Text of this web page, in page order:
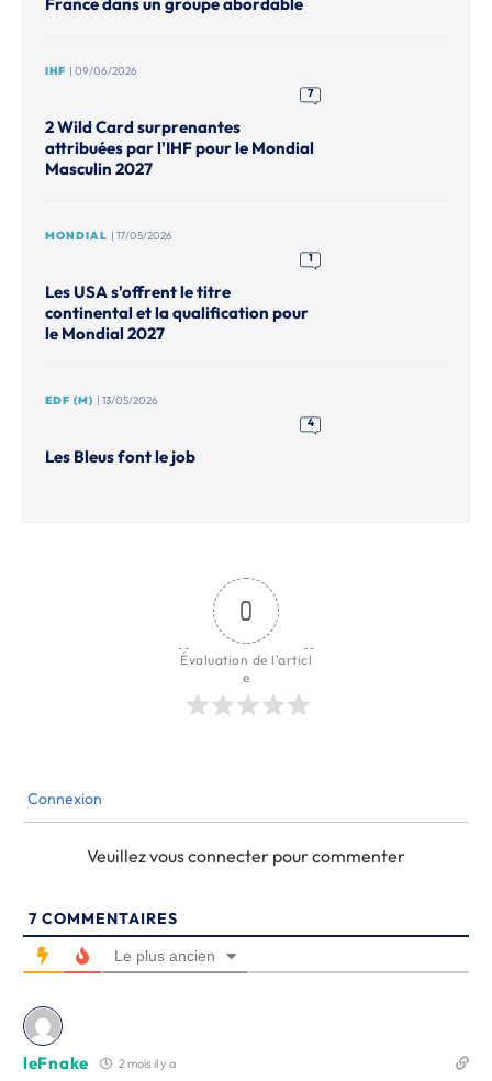
IHF | 09/06/2026
7
2 Wild Card surprenantes
attribuées par l'IHF pour le Mondial
Masculin 2027
MONDIAL | 17/05/2026
1
Les USA s'offrent le titre
continental et la qualification pour
le Mondial 2027
EDF (M) | 13/05/2026
4
Les Bleus font le job
0
Évaluation de l'articl
e
Connexion
Veuillez vous connecter pour commenter
7 COMMENTAIRES
Le plus ancien
leFnake 2 mois il y a